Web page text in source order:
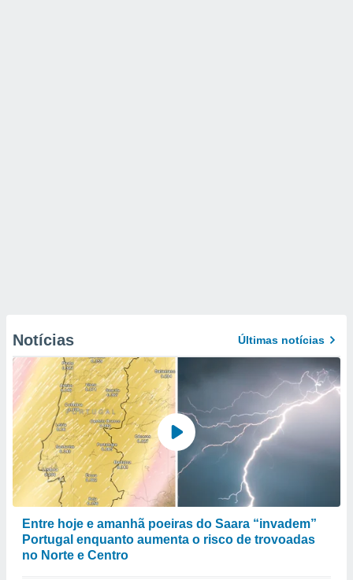
Notícias Últimas notícias
Entre hoje e amanhã poeiras do Saara “invadem”
Portugal enquanto aumenta o risco de trovoadas
no Norte e Centro